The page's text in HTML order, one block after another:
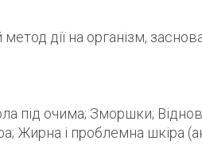
дії на організм,
під очима; Зморшки;
Жирна і проблемна шкіра